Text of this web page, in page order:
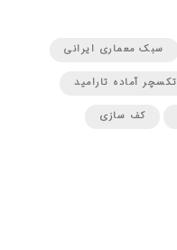
سبک معماری ایرانی
تکسچر آماده تارامید
کف سازی